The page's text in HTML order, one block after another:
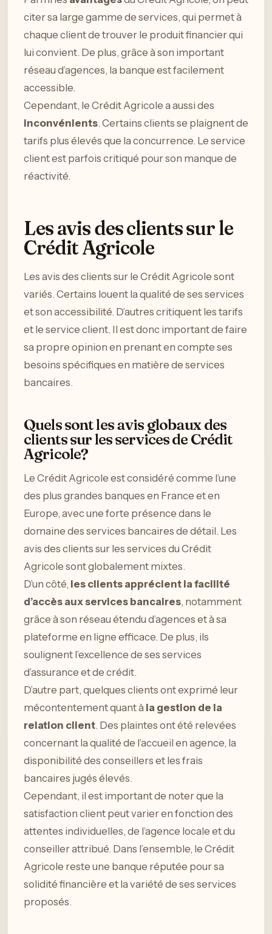
citer sa large gamme de services, qui permet à
chaque client de trouver le produit financier qui
lui convient. De plus, grâce à son important
réseau d’agences, la banque est facilement
accessible.
Cependant, le Crédit Agricole a aussi des
inconvénients. Certains clients se plaignent de
tarifs plus élevés que la concurrence. Le service
client est parfois critiqué pour son manque de
réactivité.
Les avis des clients sur le
Crédit Agricole
Les avis des clients sur le Crédit Agricole sont
variés. Certains louent la qualité de ses services
et son accessibilité. D’autres critiquent les tarifs
et le service client. Il est donc important de faire
sa propre opinion en prenant en compte ses
besoins spécifiques en matière de services
bancaires.
Quels sont les avis globaux des
clients sur les services de Crédit
Agricole?
Le Crédit Agricole est considéré comme l’une
des plus grandes banques en France et en
Europe, avec une forte présence dans le
domaine des services bancaires de détail. Les
avis des clients sur les services du Crédit
Agricole sont globalement mixtes.
D’un côté, les clients apprécient la facilité
d’accès aux services bancaires, notamment
grâce à son réseau étendu d’agences et à sa
plateforme en ligne efficace. De plus, ils
soulignent l’excellence de ses services
d’assurance et de crédit.
D’autre part, quelques clients ont exprimé leur
mécontentement quant à la gestion de la
relation client. Des plaintes ont été relevées
concernant la qualité de l’accueil en agence, la
disponibilité des conseillers et les frais
bancaires jugés élevés.
Cependant, il est important de noter que la
satisfaction client peut varier en fonction des
attentes individuelles, de l’agence locale et du
conseiller attribué. Dans l’ensemble, le Crédit
Agricole reste une banque réputée pour sa
solidité financière et la variété de ses services
proposés.